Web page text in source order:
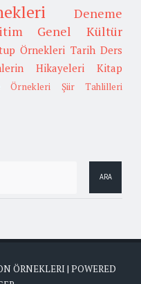
Deneme
Genel Kültür
Örnekleri Tarih Ders
Hikayeleri
Kitap
Örnekleri Şiir Tahlilleri
ÖRNEKLERI | POWERED